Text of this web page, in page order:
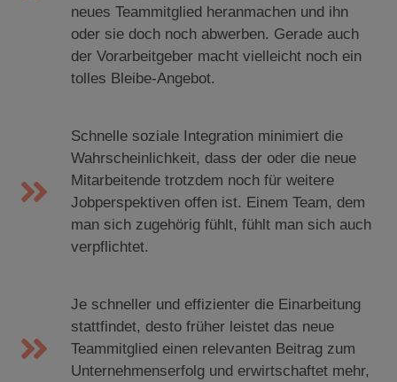
neues Teammitglied heranmachen und ihn
oder sie doch noch abwerben. Gerade auch
der Vorarbeitgeber macht vielleicht noch ein
tolles Bleibe-Angebot.
Schnelle soziale Integration minimiert die
Wahrscheinlichkeit, dass der oder die neue
Mitarbeitende trotzdem noch für weitere
Jobperspektiven offen ist. Einem Team, dem
man sich zugehörig fühlt, fühlt man sich auch
verpflichtet.
Je schneller und effizienter die Einarbeitung
stattfindet, desto früher leistet das neue
Teammitglied einen relevanten Beitrag zum
Unternehmenserfolg und erwirtschaftet mehr,